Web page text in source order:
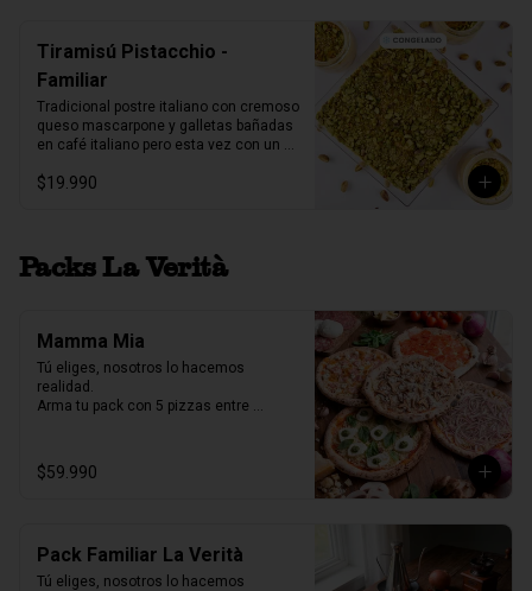
Tiramisú Pistacchio -
Familiar
Tradicional postre italiano con cremoso
queso mascarpone y galletas bañadas
en café italiano pero esta vez con un
Fuente acrilico, 6-8 porc.
$19.990
Packs La Verità
Mamma Mia
Tú eliges, nosotros lo hacemos
realidad.
Arma tu pack con 5 pizzas entre
Selladas al vacío, listas para horno o
parrilla… como recién hechas.
$59.990
Pack Familiar La Verità
Tú eliges, nosotros lo hacemos